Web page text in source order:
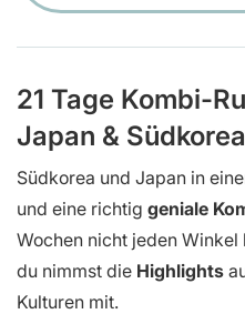
21 Tage Kombi-
Japan & Südkorea
Südkorea und Japan in
und eine richtig geniale
Wochen nicht jeden
du nimmst die Highlights
Kulturen mit.